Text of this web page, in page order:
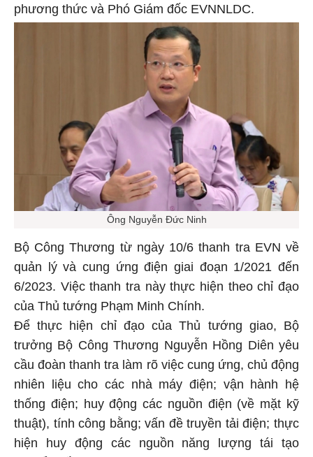
phương thức và Phó Giám đốc EVNNLDC.
Ông Nguyễn Đức Ninh
Bộ Công Thương từ ngày 10/6 thanh tra EVN về
quản lý và cung ứng điện giai đoạn 1/2021 đến
6/2023. Việc thanh tra này thực hiện theo chỉ đạo
của Thủ tướng Phạm Minh Chính.
Để thực hiện chỉ đạo của Thủ tướng giao, Bộ
trưởng Bộ Công Thương Nguyễn Hồng Diên yêu
cầu đoàn thanh tra làm rõ việc cung ứng, chủ động
nhiên liệu cho các nhà máy điện; vận hành hệ
thống điện; huy động các nguồn điện (về mặt kỹ
thuật), tính công bằng; vấn đề truyền tải điện; thực
hiện huy động các nguồn năng lượng tái tạo